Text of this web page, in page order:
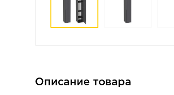
Описание товара